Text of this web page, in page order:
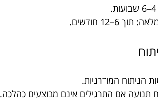
חודשים.
הניתוח המודרניות.
תנועה אם התרגילים אינם מבוצעים כהלכה.